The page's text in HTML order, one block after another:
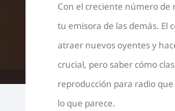
Con el creciente número de
tu emisora de las demás.
atraer nuevos oyentes y
crucial, pero saber cómo
reproducción para radio
lo que parece.